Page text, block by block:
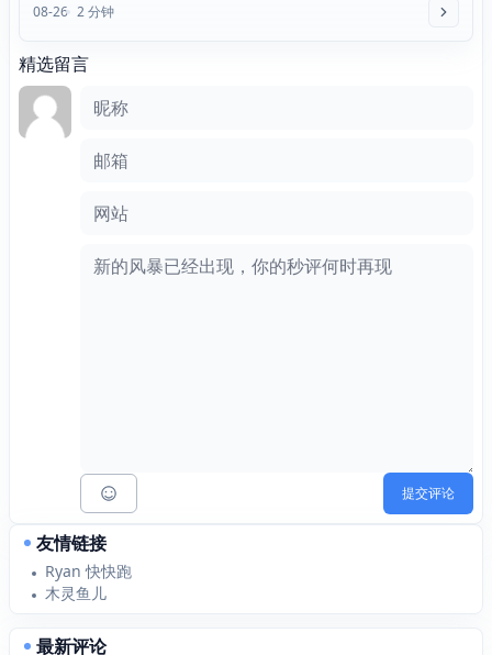
08-26 2 分钟
精选留言
昵称
邮箱
网站
评论框
提交评论
友情链接
Ryan 快快跑
木灵鱼儿
最新评论